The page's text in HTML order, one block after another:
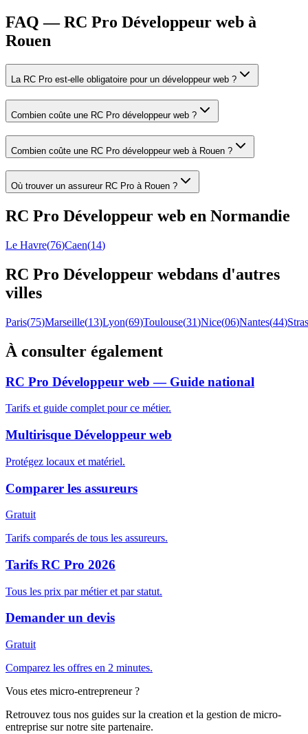
FAQ — RC Pro Développeur web à
Rouen
La RC Pro est-elle obligatoire pour un développeur web ?
Combien coûte une RC Pro développeur web ?
Combien coûte une RC Pro développeur web à Rouen ?
Où trouver un assureur RC Pro à Rouen ?
RC Pro Développeur web en Normandie
Le Havre(76)Caen(14)
RC Pro Développeur webdans d'autres
villes
Paris(75)Marseille(13)Lyon(69)Toulouse(31)Nice(06)Nantes(44)
À consulter également
RC Pro Développeur web — Guide national
Tarifs et guide complet pour ce métier.
Multirisque Développeur web
Protégez locaux et matériel.
Comparer les assureurs
Gratuit
Tarifs comparés de tous les assureurs.
Tarifs RC Pro 2026
Tous les prix par métier et par statut.
Demander un devis
Gratuit
Comparez les offres en 2 minutes.
Vous etes micro-entrepreneur ?
Retrouvez tous nos guides sur la creation et la gestion de micro-
entreprise sur notre site partenaire.